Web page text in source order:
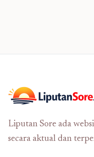
Liputan Sore ada
secara aktual dan